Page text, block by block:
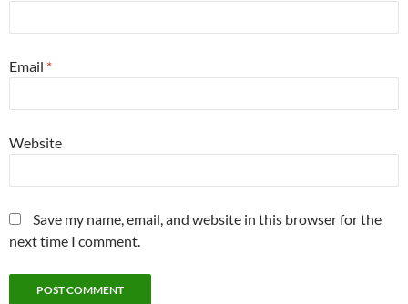
Email *
Website
Save my name, email, and website in this browser for the
next time I comment.